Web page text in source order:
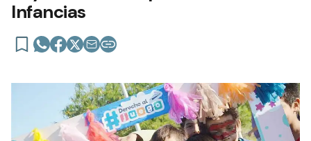
Infancias